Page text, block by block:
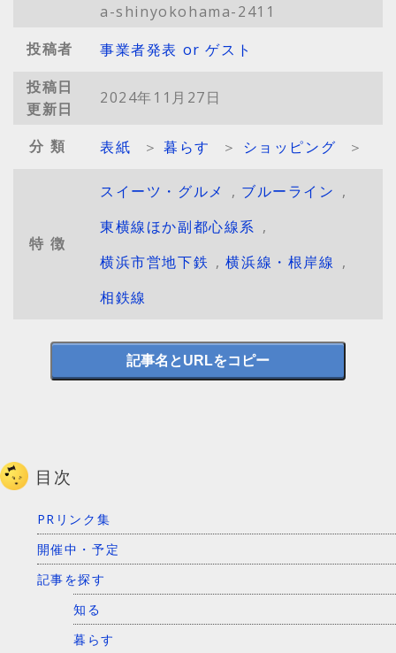
a-shinyokohama-2411
投稿者
事業者発表 or ゲスト
投稿日
更新日
2024年11月27日
分類 表紙 ＞暮らす ＞ ショッピング ＞
特徴
スイーツ・グルメ , ブルーライン ,
東横線ほか副都心線系 ,
横浜市営地下鉄 ,横浜線・根岸線 ,
相鉄線
記事名とURLをコピー
目次
PRリンク集
開催中・予定
記事を探す
知る
暮らす